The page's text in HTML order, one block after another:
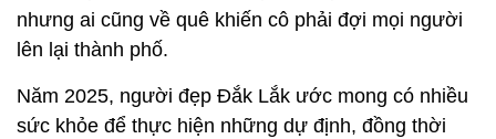
nhưng ai cũng về quê khiến cô phải đợi mọi người
lên lại thành phố.
Năm 2025, người đẹp Đắk Lắk ước mong có nhiều
sức khỏe để thực hiện những dự định, đồng thời